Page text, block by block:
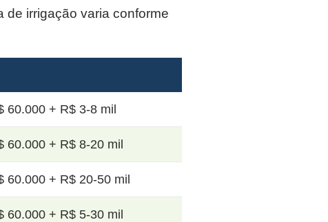
de irrigação varia conforme
60.000 + R$ 3-8 mil
60.000 + R$ 8-20 mil
60.000 + R$ 20-50 mil
60.000 + R$ 5-30 mil